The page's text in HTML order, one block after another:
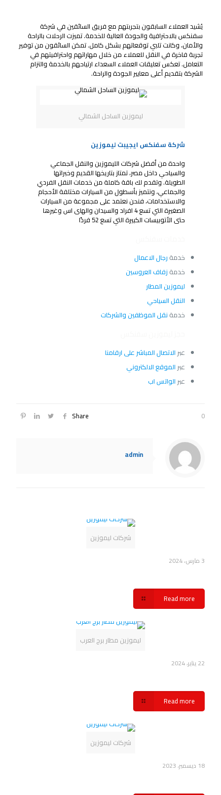
يُشيد العملاء السابقون بتجربتهم مع فريق السائقين في شركة
سفنكس بالاحترافية والجودة العالية للخدمة. تميزت الرحلات بالراحة
والأمان، وكانت تلبي توقعاتهم بشكل كامل. تمكن السائقون من توفير
تجربة فاخرة في النقل للعملاء من خلال مهاراتهم واحترافيتهم في
التعامل. تعكس تعليقات العملاء السعداء ارتياحهم بالخدمة والتزام
الشركة بتقديم أعلى معايير الجودة والراحة.
ليموزين الساحل الشمالي
شركة سفنكس ايجيبت ليموزين
واحدة من أفضل شركات الليموزين والنقل الجماعي
والسياحي داخل مصر، تمتاز بتاريخها القديم وخبراتها
الطويلة. وتقدم لك باقة كاملة من خدمات النقل الفردي
والجماعي، ونتميز بأسطول من السيارات مختلفة الأحجام
والاستخدامات، فنحن نعتمد على مجموعة من السيارات
الصغيرة التي تسع 4 افراد والسيدان والهاى اس وغيرها
حتى الأتوبيسات الكبيرة التي تسع 52 فردًا
خدمة رجال الاعمال
خدمة زفاف العروسين
ليموزين المطار
النقل السياحي
خدمة نقل الموظفين والشركات
عبر الاتصال المباشر على ارقامنا
عبر الموقع الالكتروني
عبر الواتس اب
Share 0
admin
شركات ليموزين
3 مارس، 2024
Read more
ليموزين مطار برج العرب
22 يناير، 2024
Read more
شركات ليموزين
18 ديسمبر، 2023